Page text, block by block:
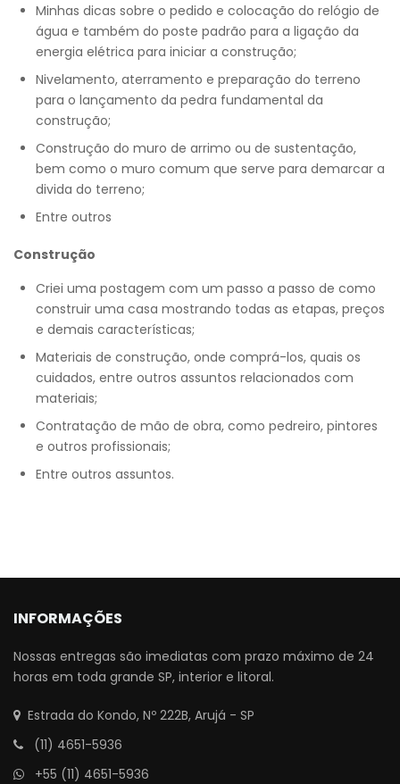
Minhas dicas sobre o pedido e colocação do relógio de
água e também do poste padrão para a ligação da
energia elétrica para iniciar a construção;
Nivelamento, aterramento e preparação do terreno
para o lançamento da pedra fundamental da
construção;
Construção do muro de arrimo ou de sustentação,
bem como o muro comum que serve para demarcar a
divida do terreno;
Entre outros
Construção
Criei uma postagem com um passo a passo de como
construir uma casa mostrando todas as etapas, preços
e demais características;
Materiais de construção, onde comprá-los, quais os
cuidados, entre outros assuntos relacionados com
materiais;
Contratação de mão de obra, como pedreiro, pintores
e outros profissionais;
Entre outros assuntos.
INFORMAÇÕES
Nossas entregas são imediatas com prazo máximo de 24
horas em toda grande SP, interior e litoral.
Estrada do Kondo, Nº 222B, Arujá - SP
(11) 4651-5936
+55 (11) 4651-5936